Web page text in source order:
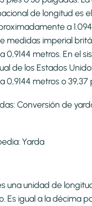
de longitud es
a
medidas imperial
0,9144 metros. En el
de los Estados
0,9144 metros o 39,37
Conversión de
Yarda
una unidad de
Es igual a la décima